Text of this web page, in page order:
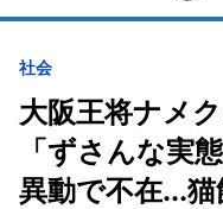
社会
大阪王将ナメ
「ずさんな実
異動で不在...